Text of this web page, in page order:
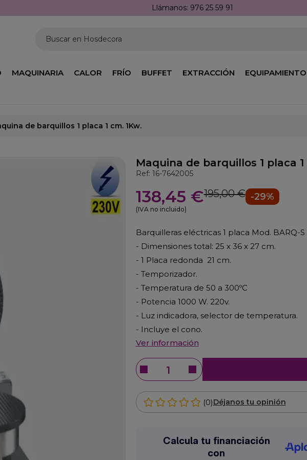
Llámanos: 976 25 59 91
Buscar en Hosdecora
MAQUINARIA CALOR FRÍO BUFFET EXTRACCIÓN EQUIPAMIENTO
de barquillos 1 placa 1 cm. 1Kw.
Maquina de barquillos 1 placa 1
Ref: 16-7642005
138,45 €195,00 € -29%
(IVA no incluido)
Barquilleras eléctricas 1 placa Mod. BARQ-S
- Dimensiones total: 25 x 36 x 27 cm.
- 1 Placa redonda 21 cm.
- Temporizador.
- Temperatura de 50 a 300ºC
- Potencia 1000 W. 220v.
- Luz indicadora, selector de temperatura.
- Incluye el cono.
Ver información
(0)Déjanos tu opinión